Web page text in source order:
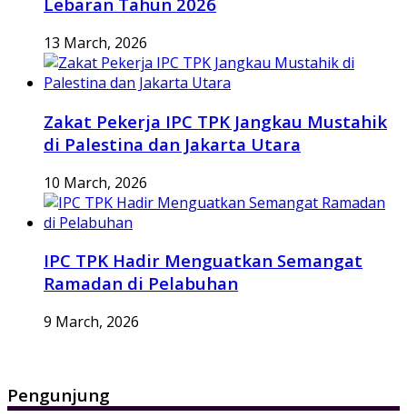
13 March, 2026
Zakat Pekerja IPC TPK Jangkau Mustahik
di Palestina dan Jakarta Utara
10 March, 2026
IPC TPK Hadir Menguatkan Semangat
Ramadan di Pelabuhan
9 March, 2026
Pengunjung